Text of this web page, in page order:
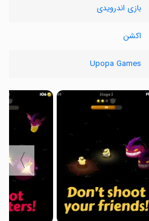
بازی اندرویدی
اکشن
Upopa Games
〉